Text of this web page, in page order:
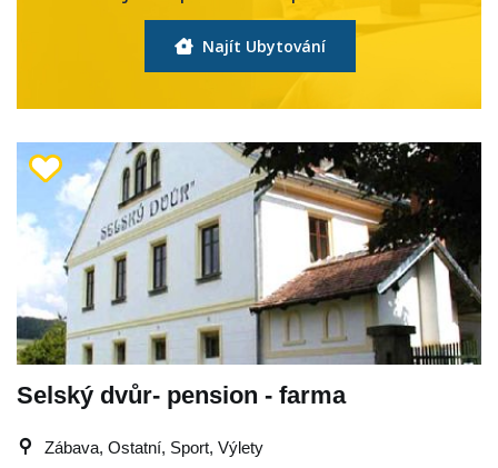
Najít Ubytování
Selský dvůr- pension - farma
Zábava, Ostatní, Sport, Výlety